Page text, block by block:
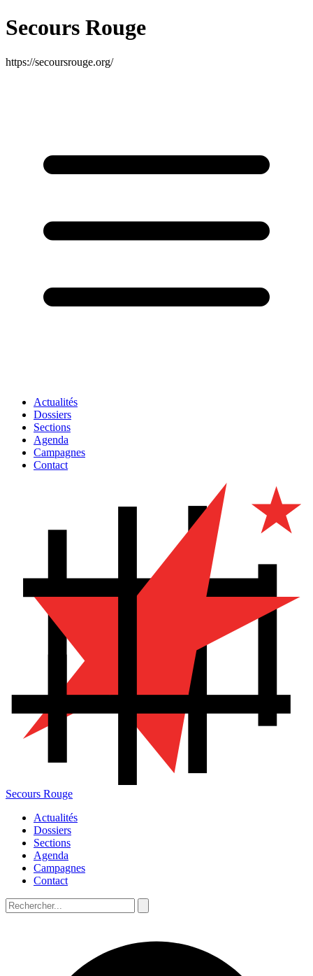
Secours Rouge
https://secoursrouge.org/
Actualités
Dossiers
Sections
Agenda
Campagnes
Contact
Secours Rouge
Actualités
Dossiers
Sections
Agenda
Campagnes
Contact